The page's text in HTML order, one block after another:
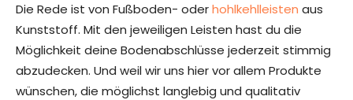
Die Rede ist von Fußboden- oderhohlkehlleisten aus
Kunststoff. Mit den jeweiligen Leisten hast du die
Möglichkeit deine Bodenabschlüsse jederzeit stimmig
abzudecken. Und weil wir uns hier vor allem Produkte
wünschen, die möglichst langlebig und qualitativ